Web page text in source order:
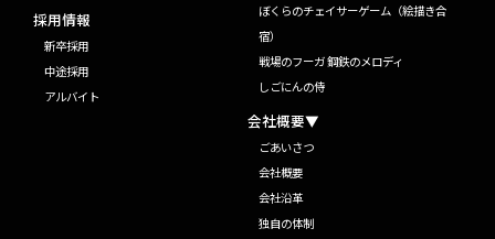
採用情報
新卒採用
中途採用
アルバイト
ぼくらのチェイサーゲーム（絵描き合
宿）
戦場のフーガ 鋼鉄のメロディ
しごにんの侍
会社概要▼
ごあいさつ
会社概要
会社沿革
独自の体制